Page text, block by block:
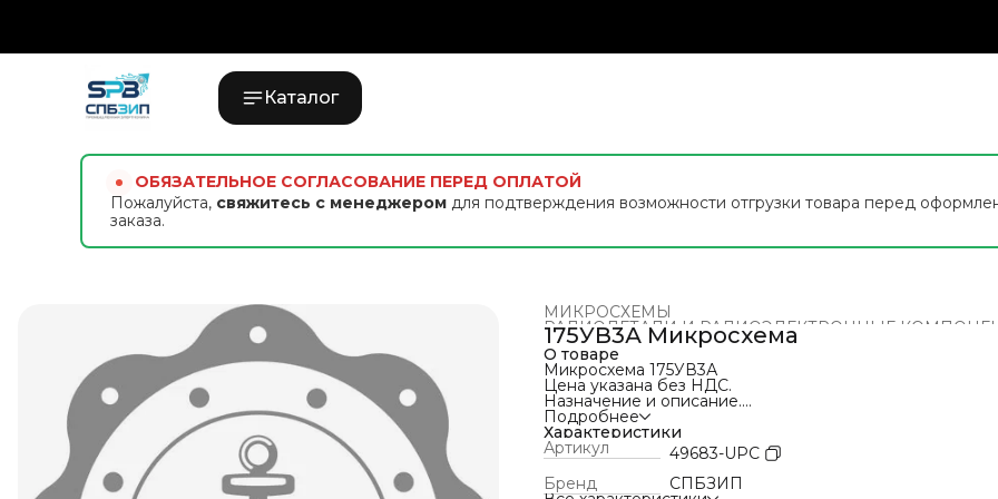
Каталог
ОБЯЗАТЕЛЬНОЕ СОГЛАСОВАНИЕ ПЕРЕД ОПЛАТОЙ
Пожалуйста, свяжитесь с менеджеромдля подтверждения возможности отгрузки товара перед
заказа.
МИКРОСХЕМЫ
РАДИОДЕТАЛИ И РАДИОЭЛЕКТРОННЫЕ
Главная ›
175УВ3А Микросхема
О товаре
Микросхема 175УВ3А
Цена указана без НДС.
Назначение и описание.
Микросхемы 175УВ3А представляют собой экономичные
двухкаскадные усилители с одним вспомогательным
транзистором (эмиттерным повторителем).
Предназначены для использования в радиоэлектронной
аппаратуре специального назначения.
Выпускаются в плоском металлостеклянном корпусе с
Подробнее
Характеристики
Артикул
49683-UPC
Бренд
СПБЗИП